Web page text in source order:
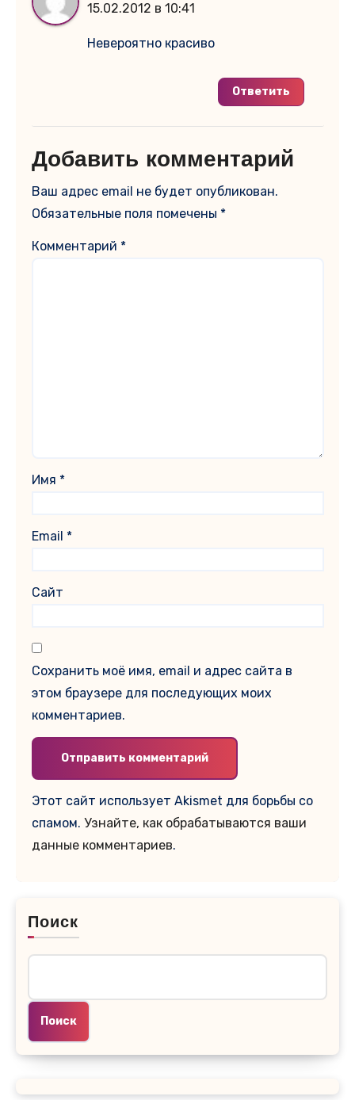
15.02.2012 в 10:41
Невероятно красиво
Ответить
Добавить комментарий
Ваш адрес email не будет опубликован.
Обязательные поля помечены *
Комментарий *
Имя *
Email *
Сайт
Сохранить моё имя, email и адрес сайта в
этом браузере для последующих моих
комментариев.
Этот сайт использует Akismet для борьбы со
спамом. Узнайте, как обрабатываются ваши
данные комментариев.
Поиск
Поиск